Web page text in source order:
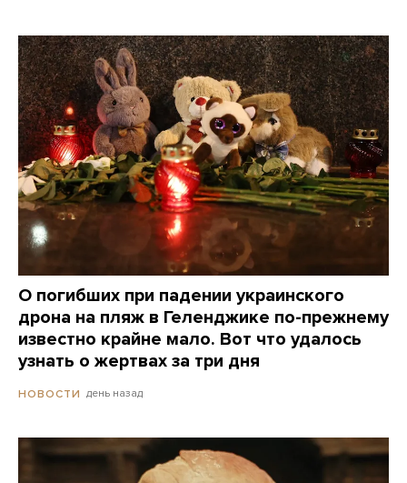
О погибших при падении украинского
дрона на пляж в Геленджике по-прежнему
известно крайне мало. Вот что удалось
узнать о жертвах за три дня
НОВОСТИ день назад